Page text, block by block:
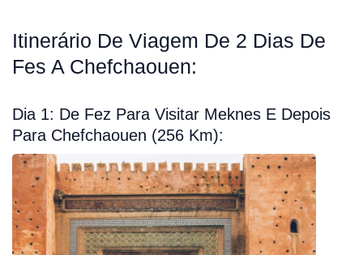
Itinerário De Viagem De 2 Dias De
Fes A Chefchaouen:
Dia 1: De Fez Para Visitar Meknes E Depois
Para Chefchaouen (256 Km):